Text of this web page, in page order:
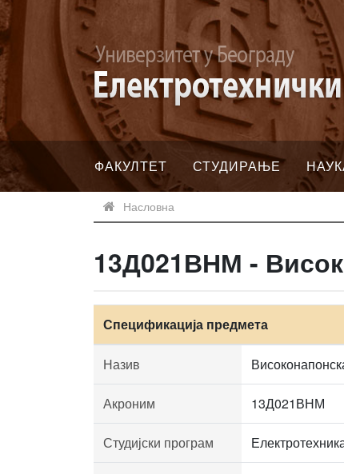
ФАКУЛТЕТ СТУДИРАЊЕ
Насловна
13Д021ВНМ -
Спецификација предмета
Назив
Акроним 13Д021ВНМ
Студијски програм